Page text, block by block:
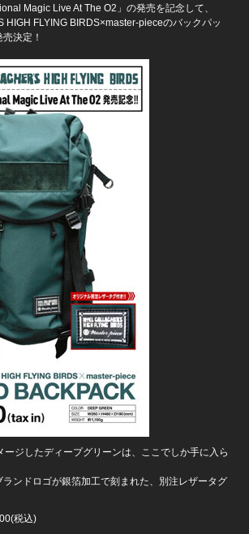
Magic Live At The O2」の発売を記念して、
HIGH FLYING BIRDS×master-pieceのバックパッ
決定！
ージしたディープグリーンは、ここでしか手に入ら
ンドロゴが銀箔加工で刻まれた、別注レザータグ
税込)